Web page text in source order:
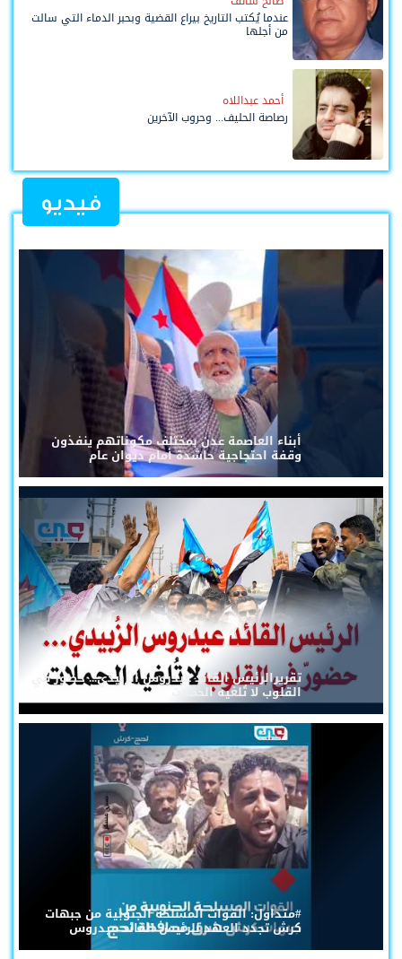
عندما يُكتب التاريخ بيراع القضية وبحبر الدماء التي سالت
من أجلها
أحمد عبداللاه
رصاصة الحليف... وحروب الآخرين
فيديو
أبناء العاصمة عدن بمختلف مكوناتهم ينفذون
وقفة احتجاجية حاشدة أمام ديوان عام
تقريرالرئيس القائد عيدروس الزُبيدي... حضورٌ في
القلوب لا تُلغيه الحملات
#متداول: القوات المسلحة الجنوبية من جبهات
كرش تجدد العهد للرئيس القائد عيدروس